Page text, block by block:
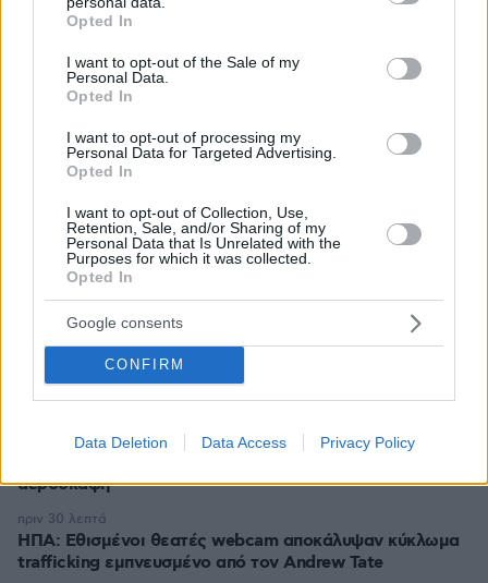
grant or deny consent to Google and its third-party tags to
use your data for below specified purposes in below Google
consent section.
Opted In
I want to opt-out of the Sale of my
Personal Data.
Opted In
I want to opt-out of processing my
Personal Data for Targeted Advertising.
Opted In
I want to opt-out of Collection, Use,
Retention, Sale, and/or Sharing of my
Personal Data that Is Unrelated with the
Purposes for which it was collected.
Opted In
Google consents
CONFIRM
Data Deletion Data Access Privacy Policy
ΡΟΗ ΕΙΔΗΣΕΩΝ
Ειδήσεις Σχολιασμένα
Οι εισπράξεις του «Spider-Man: Brand New Day»
ξεπέρασαν το 1 δισ. δολάρια σε έξι ημέρες
Μπλόκο της Γαλλίας στις ανεπιθύμητες διαφημιστικές
κλήσεις, πότε ξεκινά η απαγόρευση
πριν 15 λεπτά
Ισόβια στον 25χρονο Αφγανό που σκότωσε δύο
ανθρώπους ρίχνοντας το ΙΧ του σε διαδήλωση στο
Μόναχο
πριν 17 λεπτά
Το ταξίδι που θεωρείται το ωραιότερο στον κόσμο
πριν 19 λεπτά
αεροσκάφη
πριν 28 λεπτά
ΗΠΑ: Εθισμένοι θεατές webcam αποκάλυψαν κύκλωμα
trafficking εμπνευσμένο από τον Andrew Tate
πριν 30 λεπτά